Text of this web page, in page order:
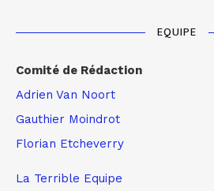
EQUIPE
Comité de Rédaction
Adrien Van Noort
Gauthier Moindrot
Florian Etcheverry
La Terrible Equipe